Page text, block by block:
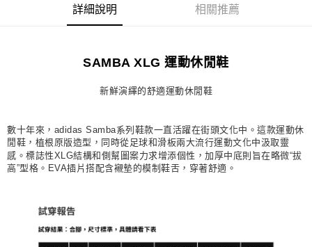
每筆NT$80，滿NT$1,500(含以上)免運費
每筆NT$80，滿NT$1,500(含以上)免運費
詳細說明 相關推薦
SAMBA XLG 運動休閒鞋
新鮮演繹的舒適運動休閒鞋
數十年來，adidas Samba系列鞋款一直活躍在街頭文化中。這款運動休
閒鞋，植根原版造型，同時從足球和滑板兩大流行運動文化中汲取靈
感。標誌性XLG結構和側幫圖案力求增添個性，加厚中底則旨在略微“拔
高”型格。EVA插片搭配含襯墊的模制鞋舌，穿著舒適。